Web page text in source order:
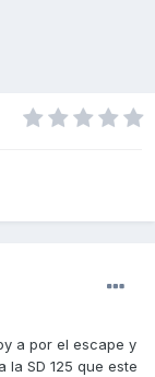
a por el escape y
SD 125 que este